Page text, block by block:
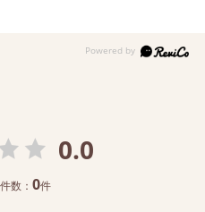
0.0
数：0件